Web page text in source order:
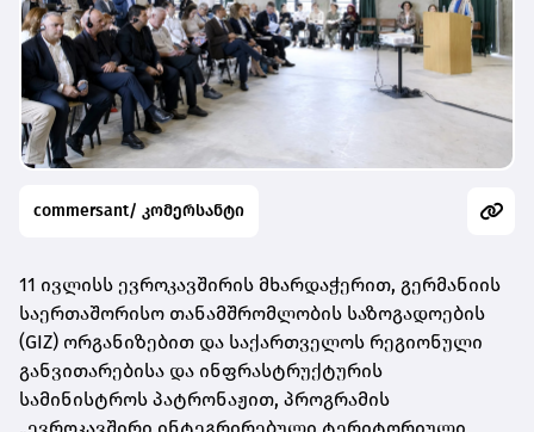
commersant/ კომერსანტი
11 ივლისს ევროკავშირის მხარდაჭერით, გერმანიის
საერთაშორისო თანამშრომლობის საზოგადოების
(GIZ) ორგანიზებით და საქართველოს რეგიონული
განვითარებისა და ინფრასტრუქტურის
სამინისტროს პატრონაჟით, პროგრამის